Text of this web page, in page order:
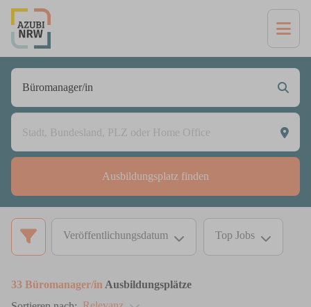
Ausbildungsplatz finden
Veröffentlichungsdatum Top Jobs
33 Büromanager/in Ausbildungsplätze